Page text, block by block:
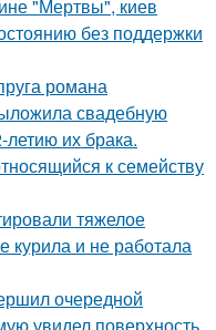
"Мертвы", киев
без поддержки
романа
свадебную
их брака.
к семейству
тяжелое
курила и не работала
очередной